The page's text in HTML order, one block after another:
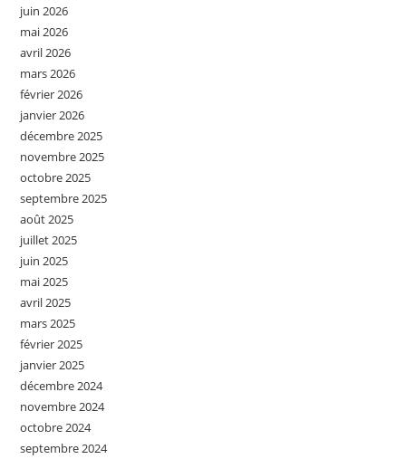
juin 2026
mai 2026
avril 2026
mars 2026
février 2026
janvier 2026
décembre 2025
novembre 2025
octobre 2025
septembre 2025
août 2025
juillet 2025
juin 2025
mai 2025
avril 2025
mars 2025
février 2025
janvier 2025
décembre 2024
novembre 2024
octobre 2024
septembre 2024